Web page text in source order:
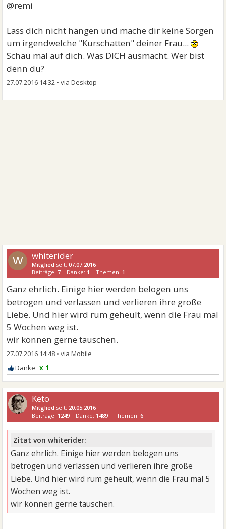
@remi
Lass dich nicht hängen und mache dir keine Sorgen
um irgendwelche "Kurschatten" deiner Frau...
Schau mal auf dich. Was DICH ausmacht. Wer bist
denn du?
27.07.2016 14:32 •
W whiterider
Mitglied seit:07.07.2016
Beiträge: 7 Danke: 1 Themen: 1
Ganz ehrlich. Einige hier werden belogen uns
betrogen und verlassen und verlieren ihre große
Liebe. Und hier wird rum geheult, wenn die Frau mal
5 Wochen weg ist.
wir können gerne tauschen.
27.07.2016 14:48 •
x 1
Keto
Mitglied seit: 20.05.2016
Beiträge: 1249 Danke: 1489 Themen:6
Zitat von whiterider:
Ganz ehrlich. Einige hier werden belogen uns
betrogen und verlassen und verlieren ihre große
Liebe. Und hier wird rum geheult, wenn die Frau mal 5
Wochen weg ist.
wir können gerne tauschen.